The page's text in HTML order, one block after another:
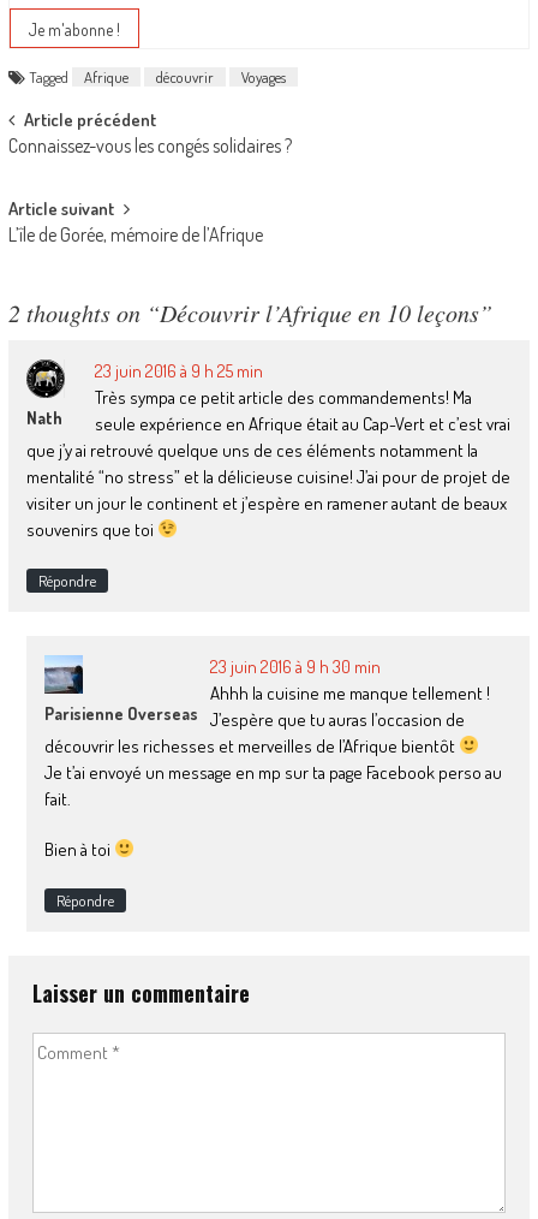
Tagged Afrique découvrir Voyages
Post navigation
Article précédent
Connaissez-vous les congés solidaires ?
Article suivant
L’île de Gorée, mémoire de l’Afrique
2 thoughts on “Découvrir l’Afrique en 10 leçons”
Nath
23 juin 2016 à 9 h 25 min
Très sympa ce petit article des commandements! Ma
seule expérience en Afrique était au Cap-Vert et c’est vrai
que j’y ai retrouvé quelque uns de ces éléments notamment la
mentalité “no stress” et la délicieuse cuisine! J’ai pour de projet de
visiter un jour le continent et j’espère en ramener autant de beaux
souvenirs que toi
Répondre
Parisienne Overseas
23 juin 2016 à 9 h 30 min
Ahhh la cuisine me manque tellement !
J’espère que tu auras l’occasion de
découvrir les richesses et merveilles de l’Afrique bientôt
Je t’ai envoyé un message en mp sur ta page Facebook perso au
fait.
Bien à toi
Répondre
Laisser un commentaire